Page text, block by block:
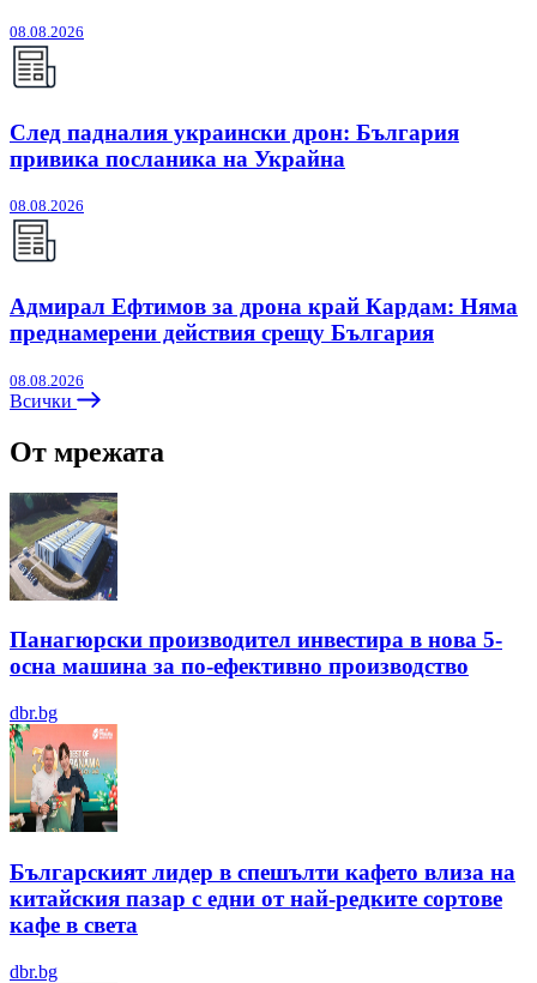
08.08.2026
След падналия украински дрон: България
привика посланика на Украйна
08.08.2026
Адмирал Ефтимов за дрона край Кардам: Няма
преднамерени действия срещу България
08.08.2026
Всички
От мрежата
Панагюрски производител инвестира в нова 5-
осна машина за по-ефективно производство
dbr.bg
Българският лидер в спешълти кафето влиза на
китайския пазар с едни от най-редките сортове
кафе в света
dbr.bg